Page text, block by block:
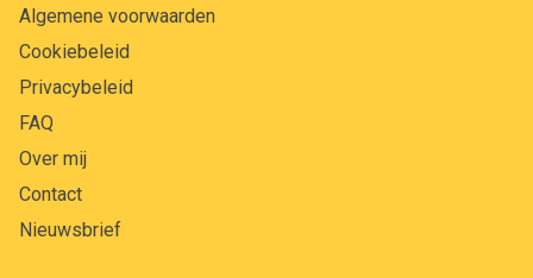
Algemene voorwaarden
Cookiebeleid
Privacybeleid
FAQ
Over mij
Contact
Nieuwsbrief